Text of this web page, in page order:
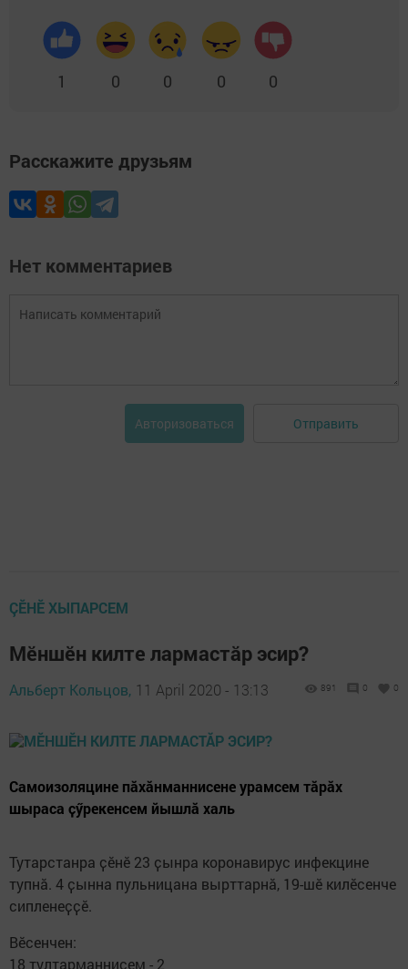
1 0 0 0 0
Расскажите друзьям
Нет комментариев
Авторизоваться Отправить
ÇӖНӖ ХЫПАРСЕМ
Мӗншӗн килте лармастӑр эсир?
Альберт Кольцов, 11 April 2020 - 13:13 891 0 0
Самоизоляцине пӑхӑнманнисене урамсем тӑрӑх
шыраса ҫӳрекенсем йышлӑ халь
Тутарстанра ҫӗнӗ 23 ҫынра коронавирус инфекцине
тупнӑ. 4 ҫынна пульницана вырттарнӑ, 19-шӗ килӗсенче
сипленеҫҫӗ.
Вӗсенчен:
18 тултарманнисем - 2